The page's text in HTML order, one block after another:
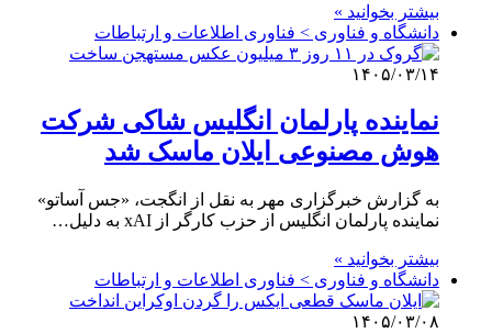
بیشتر بخوانید »
دانشگاه و فناوری > فناوری اطلاعات و ارتباطات
۱۴۰۵/۰۳/۱۴
نماینده پارلمان انگلیس شاکی شرکت
هوش مصنوعی ایلان ماسک شد
به گزارش خبرگزاری مهر به نقل از انگجت، «جس آساتو»
نماینده پارلمان انگلیس از حزب کارگر از xAI به دلیل…
بیشتر بخوانید »
دانشگاه و فناوری > فناوری اطلاعات و ارتباطات
۱۴۰۵/۰۳/۰۸